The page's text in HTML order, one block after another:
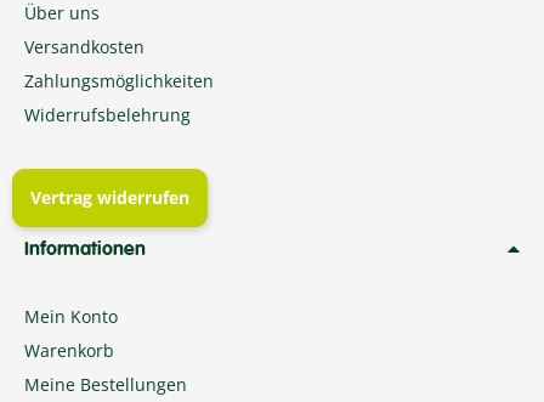
Über uns
Versandkosten
Zahlungsmöglichkeiten
Widerrufsbelehrung
Vertrag widerrufen
Informationen
Mein Konto
Warenkorb
Meine Bestellungen